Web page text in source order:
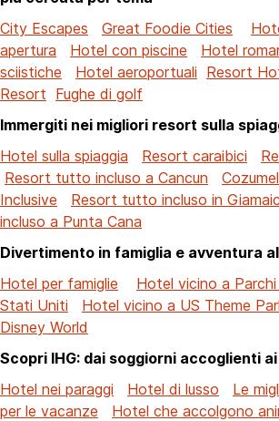
City Escapes
Great Foodie Cities
apertura
Hotel con piscine Hotel
sciistiche
Hotel aeroportuali Resort
Resort Fughe di golf
Immergiti nei migliori resort sulla
Hotel sulla spiaggia
Resort caraibici
Resort tutto incluso a Cancun
Inclusive
Resort tutto incluso in
incluso a Punta Cana
Divertimento in famiglia e avventura
Hotel per famiglie
Hotel vicino a
Stati Uniti
Hotel vicino a US Theme
Disney World
Scopri IHG: dai soggiorni accoglienti
Hotel nei paraggi
Hotel di lusso
Le
per le vacanze
Hotel che accolgono